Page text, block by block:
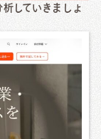
していきましょ